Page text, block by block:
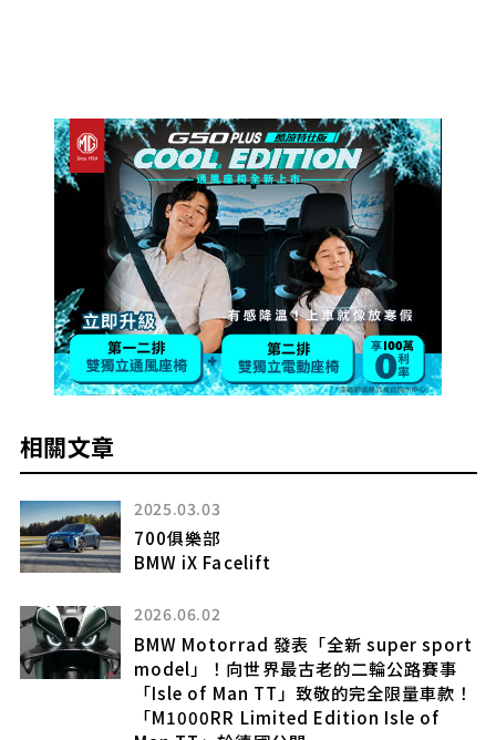
相關文章
2024.08.26
有如神助
BMW M5 Touring
2025.11.02
2億日圓的GT-R登場！超張揚鋁製車身
「R356」是什麼？
明和町開始提供「故鄉納税」返禮，究竟是
什麼車款？